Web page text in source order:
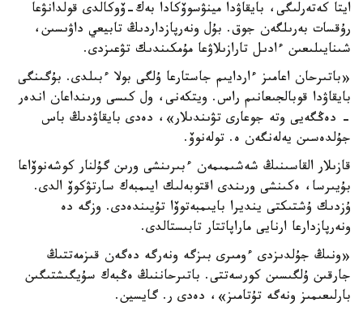
ايتا كەتەرلىگى، بايقاۋدا مينۋسوۆكادا بەك-ۆوكالدى قولدانۋعا
رۇقسات بەرىلگەن جوق. بۇل ونەرپازداردىڭ تابيعي داۋىسىن،
شىنايىلىعىن ءادىل تارازىلاۋعا مۇمكىندىك تۋعىزدى.
«باتىرحان اعامىز ءاردايىم جاستارعا ۇلگى بولا ءبىلدى. بۇگىنگى
بايقاۋدا قوبالجىعانىم راس. ويتكەنى، ول كىسى ورىنداعان اندەر
- دەڭگەيى وتە جوعارى تۋىندىلار»، دەدى بايقاۋدىڭ باس
جۇلدەسىن يەلەنگەن ە. تولەنوۆ.
قازىلار القاسىنىڭ شەشىمىمەن ءبىرىنشى ورىن گۇلنار كوشەنوۆاعا
بۇيىرسا، ەكىنشى ورىندى اقتوبەلىك ايىمبەك سارتۋكوۆ الدى.
ۇزدىك ۇشتىكتى ينديرا بايىمبەتوۆا تۇيىندەدى. وزگە دە
ونەرپازدارعا ارنايى ماراپاتتار تابىستالدى.
«ونىڭ جۇلدىزدى ءومىرى بىزگە ونەرگە دەگەن قىزمەتتىڭ
جارقىن ۇلگىسىن كورسەتتى. باتىرحاننىڭ ەڭبەك سۇيگىشتىگىن
بارلىعىمىز ونەگە تۇتامىز»، دەدى ر. گايسين.